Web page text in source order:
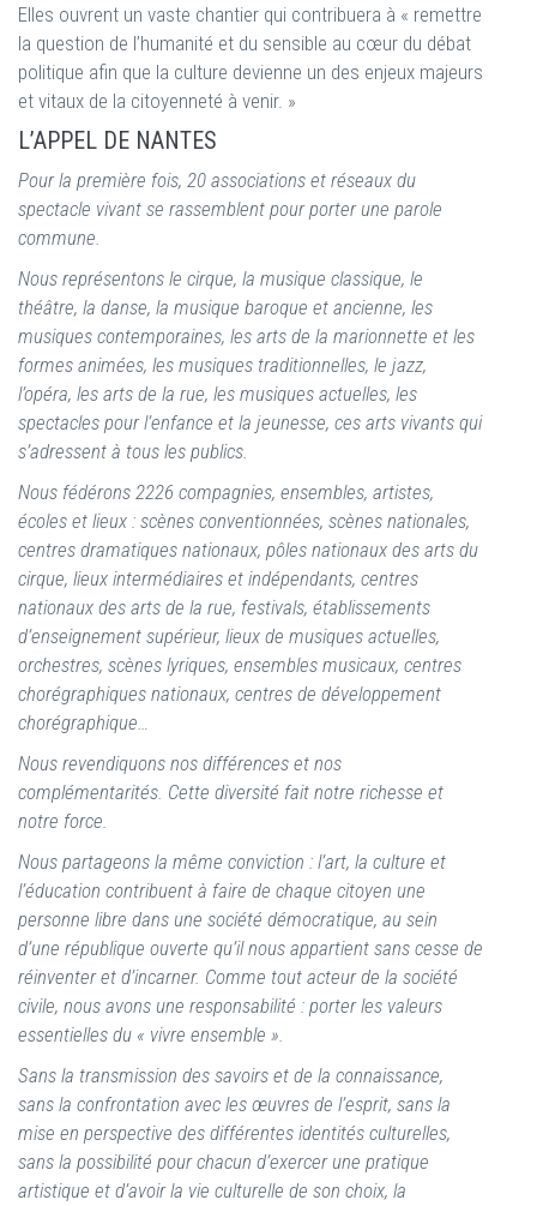
Elles ouvrent un vaste chantier qui contribuera à « remettre
la question de l’humanité et du sensible au cœur du débat
politique afin que la culture devienne un des enjeux majeurs
et vitaux de la citoyenneté à venir. »
L’APPEL DE NANTES
Pour la première fois, 20 associations et réseaux du
spectacle vivant se rassemblent pour porter une parole
commune.
Nous représentons le cirque, la musique classique, le
théâtre, la danse, la musique baroque et ancienne, les
musiques contemporaines, les arts de la marionnette et les
formes animées, les musiques traditionnelles, le jazz,
l’opéra, les arts de la rue, les musiques actuelles, les
spectacles pour l’enfance et la jeunesse, ces arts vivants qui
s’adressent à tous les publics.
Nous fédérons 2226 compagnies, ensembles, artistes,
écoles et lieux : scènes conventionnées, scènes nationales,
centres dramatiques nationaux, pôles nationaux des arts du
cirque, lieux intermédiaires et indépendants, centres
nationaux des arts de la rue, festivals, établissements
d’enseignement supérieur, lieux de musiques actuelles,
orchestres, scènes lyriques, ensembles musicaux, centres
chorégraphiques nationaux, centres de développement
chorégraphique…
Nous revendiquons nos différences et nos
complémentarités. Cette diversité fait notre richesse et
notre force.
Nous partageons la même conviction : l’art, la culture et
l’éducation contribuent à faire de chaque citoyen une
personne libre dans une société démocratique, au sein
d’une république ouverte qu’il nous appartient sans cesse de
réinventer et d’incarner. Comme tout acteur de la société
civile, nous avons une responsabilité : porter les valeurs
essentielles du « vivre ensemble ».
Sans la transmission des savoirs et de la connaissance,
sans la confrontation avec les œuvres de l’esprit, sans la
mise en perspective des différentes identités culturelles,
sans la possibilité pour chacun d’exercer une pratique
artistique et d’avoir la vie culturelle de son choix, la